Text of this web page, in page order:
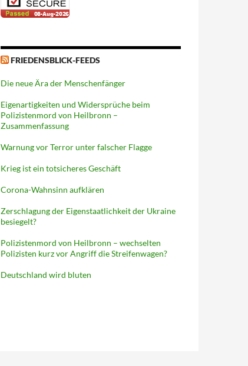
FRIEDENSBLICK-FEEDS
Die neue Ära der Menschenfänger
Eigenartigkeiten und Widersprüche beim
Polizistenmord von Heilbronn –
Zusammenfassung
Warnung vor Terror unter falscher Flagge
Krieg ist ein totsicheres Geschäft
Corona-Wahnsinn aufklären
Zerschlagung der Eigenstaatlichkeit der Ukraine
besiegelt?
Polizistenmord von Heilbronn – wechselten
Polizisten kurz vor Angriff die Streifenwagen?
Deutschland wird bluten